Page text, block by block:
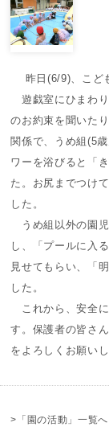
昨日(6/9)、こど
遊戯室にひまわ
のお約束を聞いた
関係で、うめ組(5
ワーを浴びると「
た。お尻までつけ
した。
うめ組以外の園
し、「プールに入
見せてもらい、「
した。
これから、安全に
す。保護者の皆さ
をよろしくお願いし
>「園の活動」一覧へ